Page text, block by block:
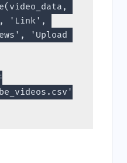
'Link',
'Upload